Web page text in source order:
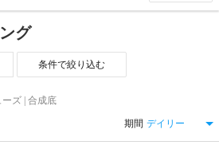
グ
条件で絞り込む
ズ | 合成底
期間